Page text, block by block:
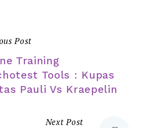
Post
Training
Tools : Kupas
Pauli Vs Kraepelin
Next Post